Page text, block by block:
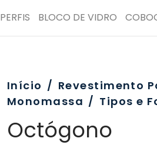
PERFIS BLOCO DE VIDRO
Início / Revestimento
Monomassa / Tipos e
Octógono